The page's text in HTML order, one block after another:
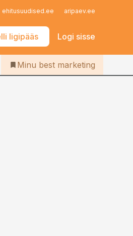
ehitusuudised.ee aripaev.ee
ligipääs Logi sisse
Iseteenindus
Telli Bestmarketing
Minu best marketing